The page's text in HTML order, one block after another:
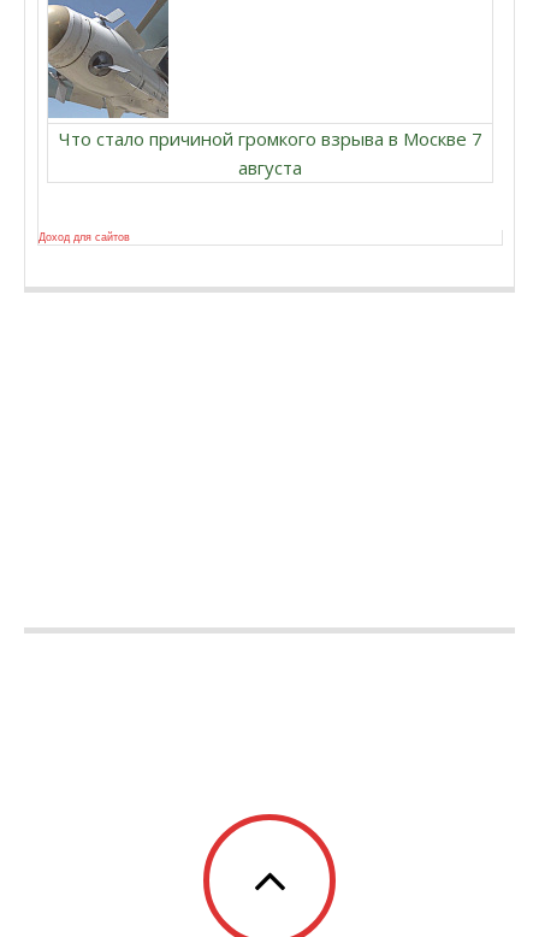
Что стало причиной громкого взрыва в Москве 7
августа
Доход для сайтов